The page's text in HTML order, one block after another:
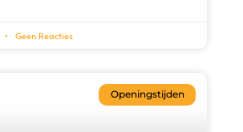
Geen Reacties
Openingstijden